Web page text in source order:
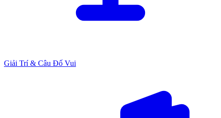
Giải Trí & Câu Đố Vui